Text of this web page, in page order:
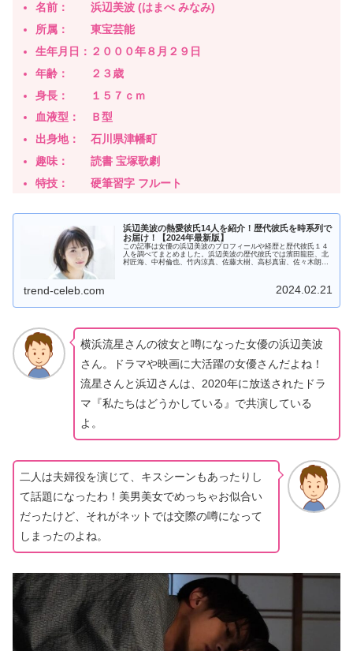
名前：
浜辺美波 (はまべ みなみ)
所属： 東宝芸能
生年月日：２０００年８月２９日
年齢： ２３歳
身長： １５７ｃｍ
血液型： Ｂ型
出身地： 石川県津幡町
趣味： 読書 宝塚歌劇
特技： 硬筆習字 フルート
浜辺美波の熱愛彼氏14人を紹介！歴代彼氏を時系列で
お届け！【2024年最新版】
この記事は女優の浜辺美波のプロフィールや経歴と歴代彼氏１４
人を調べてまとめました。浜辺美波の歴代彼氏では濱田龍臣、北
村匠海、中村倫也、竹内涼真、佐藤大樹、高杉真宙、佐々木朗
のきっかけ、交際の有無を紹介しています。この記事を見れば浜
trend-celeb.com 2024.02.21
横浜流星さんの彼女と噂になった女優の浜辺美波
さん。ドラマや映画に大活躍の女優さんだよね！
流星さんと浜辺さんは、2020年に放送されたドラ
マ『私たちはどうかしている』で共演している
よ。
二人は夫婦役を演じて、キスシーンもあったりし
て話題になったわ！美男美女でめっちゃお似合い
だったけど、それがネットでは交際の噂になって
しまったのよね。